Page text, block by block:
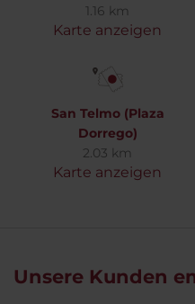
1.16 km
Karte anzeigen
San Telmo (Plaza
Dorrego)
2.03 km
Karte anzeigen
Unsere Kunden